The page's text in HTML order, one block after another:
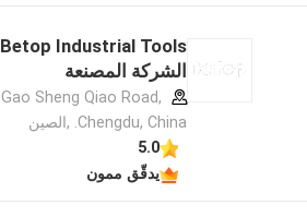
الشركة المصنعة
Sheng Qiao Road,
Chengdu, China. ,الصين
5.0
يدقّق ممون